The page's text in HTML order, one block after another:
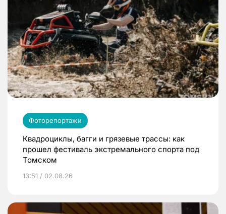
Фоторепортажи
Квадроциклы, багги и грязевые трассы: как
прошел фестиваль экстремального спорта под
Томском
13:51 / 02.08.26